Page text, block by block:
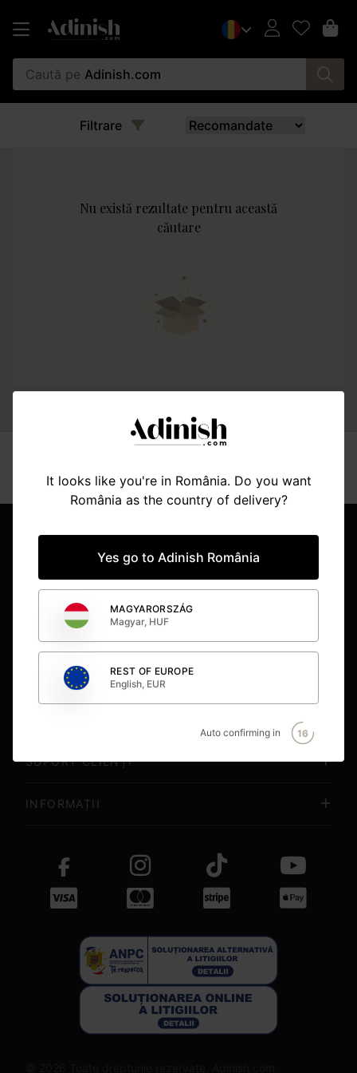
Caută pe Adinish.com
Filtrare
Nu există rezultate pentru această
căutare
Item
BUCUREȘTI
CLUJ NAPOCA
BUDAPESTA
SUPORT CLIENȚI
INFORMAȚII
It looks like you're in România. Do you want
România as the country of delivery?
Yes go to Adinish România
MAGYARORSZÁG
Magyar, HUF
REST OF EUROPE
English, EUR
Auto confirming in 16